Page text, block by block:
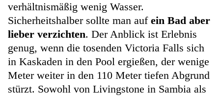
verhältnismäßig wenig Wasser.
Sicherheitshalber sollte man auf ein Bad aber
lieber verzichten. Der Anblick ist Erlebnis
genug, wenn die tosenden Victoria Falls sich
in Kaskaden in den Pool ergießen, der wenige
Meter weiter in den 110 Meter tiefen Abgrund
stürzt. Sowohl von Livingstone in Sambia als